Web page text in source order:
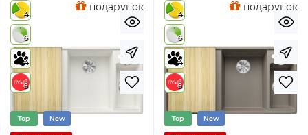
4
6
4
6
подарунок
Top New
4
6
4
6
подарунок
Top New